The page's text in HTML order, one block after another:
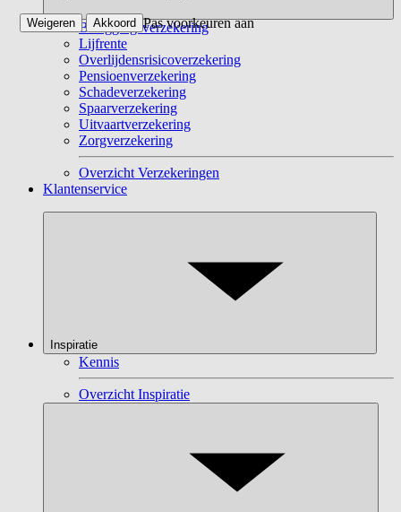
Beleggingsverzekering
Lijfrente
Overlijdensrisicoverzekering
Pensioenverzekering
Schadeverzekering
Spaarverzekering
Uitvaartverzekering
Zorgverzekering
Overzicht Verzekeringen
Klantenservice
Inspiratie
Kennis
Overzicht Inspiratie
Pas voorkeuren aan
Weigeren Akkoord